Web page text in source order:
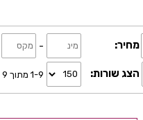
מחיר: -
הצג שורות: 1-9 מתוך 9